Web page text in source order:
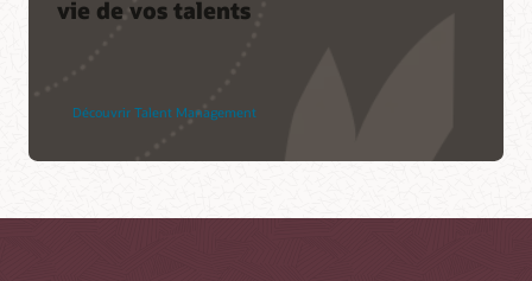
vie de vos talents
Découvrir Talent Management